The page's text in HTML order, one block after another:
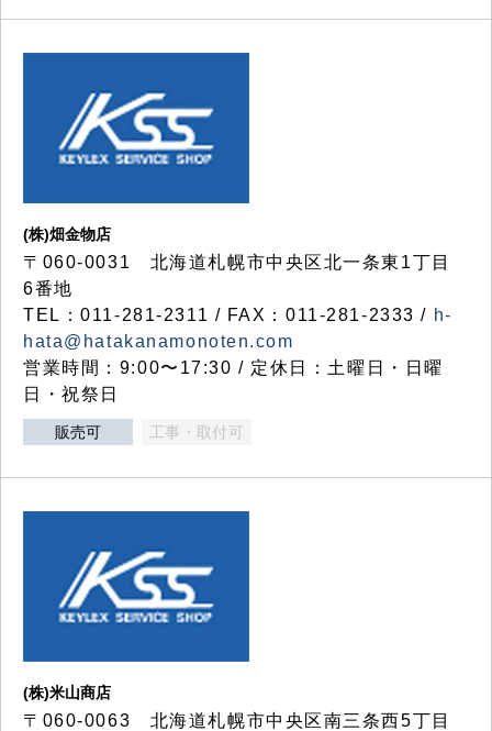
(株)畑金物店
〒060-0031 北海道札幌市中央区北一条東1丁目
6番地
TEL：011-281-2311 / FAX：011-281-2333 / h-
hata@hatakanamonoten.com
営業時間：9:00〜17:30 / 定休日：土曜日・日曜
日・祝祭日
販売可 工事・取付可
(株)米山商店
〒060-0063 北海道札幌市中央区南三条西5丁目